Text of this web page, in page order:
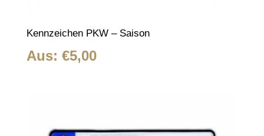
Kennzeichen PKW – Saison
Aus: €5,00